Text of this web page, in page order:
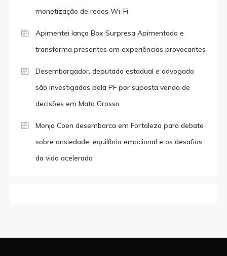
monetização de redes Wi-Fi
Apimentei lança Box Surpresa Apimentada e
transforma presentes em experiências provocantes
Desembargador, deputado estadual e advogado
são investigados pela PF por suposta venda de
decisões em Mato Grosso
Monja Coen desembarca em Fortaleza para debate
sobre ansiedade, equilíbrio emocional e os desafios
da vida acelerada